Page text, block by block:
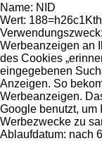
Name: NID
Wert:
Werbeanzeigen an
des Cookies
eingegebenen
Anzeigen. So
Werbeanzeigen.
Google benutzt,
Werbezwecke zu
Ablaufdatum: nach